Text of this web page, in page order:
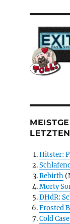
Hitster:
Rebirth
Morty
DHdR:
Frosted
Cold